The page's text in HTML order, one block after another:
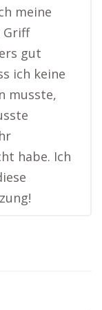
meine
Griff
gut
ich keine
musste,
habe. Ich